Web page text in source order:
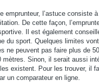
emprunteur, l’astuce consiste
De cette façon,
Il est également
du sport. Quelques limites
ne peuvent pas faire plus de
Sinon, il serait aussi
existent. Pour les trouver, il
un comparateur en ligne.